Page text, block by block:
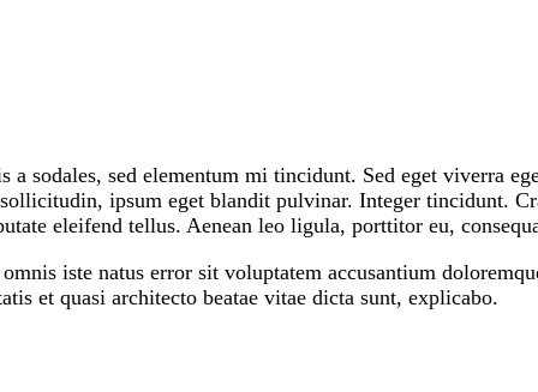
a sodales, sed elementum mi tincidunt. Sed eget viverra
sollicitudin, ipsum eget blandit pulvinar. Integer tincidunt.
eleifend tellus. Aenean leo ligula, porttitor eu,
iste natus error sit voluptatem accusantium
et quasi architecto beatae vitae dicta sunt, explicabo.